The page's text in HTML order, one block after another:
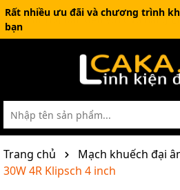
Rất nhiều ưu đãi và chương trình
bạn
Trang chủ Mạch khuếch đại
30W 4R Klipsch 4 inch